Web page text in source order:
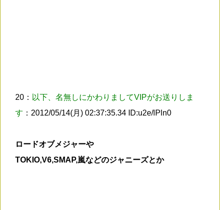
20： 以下、名無しにかわりましてVIPがお送りしま
す ：2012/05/14(月) 02:37:35.34 ID:u2e/lPln0
ロードオブメジャーや
TOKIO,V6,SMAP,嵐などのジャニーズとか